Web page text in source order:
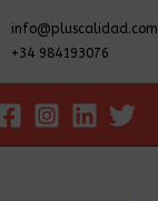
info@pluscalidad.com
+34 984193076